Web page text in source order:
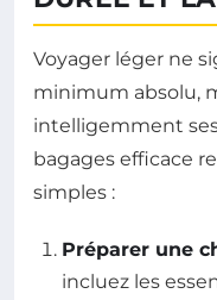
Voyager léger ne
minimum absolu,
intelligemment ses
bagages efficace
simples :
Préparer une
incluez les